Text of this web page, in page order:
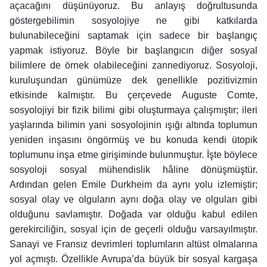
açacağını düşünüyoruz. Bu anlayış doğrultusunda
göstergebilimin sosyolojiye ne gibi katkılarda
bulunabileceğini saptamak için sadece bir başlangıç
yapmak istiyoruz. Böyle bir başlangıcın diğer sosyal
bilimlere de örnek olabileceğini zannediyoruz. Sosyoloji,
kuruluşundan günümüze dek genellikle pozitivizmin
etkisinde kalmıştır. Bu çerçevede Auguste Comte,
sosyolojiyi bir fizik bilimi gibi oluşturmaya çalışmıştır; ileri
yaşlarında bilimin yani sosyolojinin ışığı altında toplumun
yeniden inşasını öngörmüş ve bu konuda kendi ütopik
toplumunu inşa etme girişiminde bulunmuştur. İşte böylece
sosyoloji sosyal mühendislik hâline dönüşmüştür.
Ardından gelen Emile Durkheim da aynı yolu izlemiştir;
sosyal olay ve olguların aynı doğa olay ve olguları gibi
olduğunu savlamıştır. Doğada var olduğu kabul edilen
gerekirciliğin, sosyal için de geçerli olduğu varsayılmıştır.
Sanayi ve Fransız devrimleri toplumların altüst olmalarına
yol açmıştı. Özellikle Avrupa’da büyük bir sosyal kargaşa